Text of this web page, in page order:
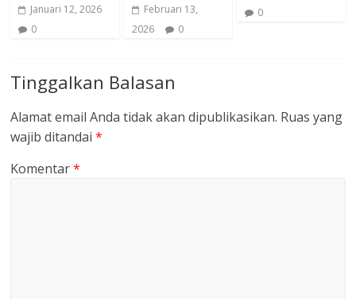
Januari 12, 2026
0
Februari 13,
2026
0
0
Tinggalkan Balasan
Alamat email Anda tidak akan dipublikasikan. Ruas yang
wajib ditandai*
Komentar*